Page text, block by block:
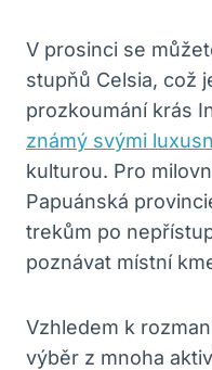
V prosinci se
stupňů Celsia, což
prozkoumání krás
známý svými
kulturou. Pro
Papuánská
trekům po
poznávat místní
Vzhledem k
výběr z mnoha